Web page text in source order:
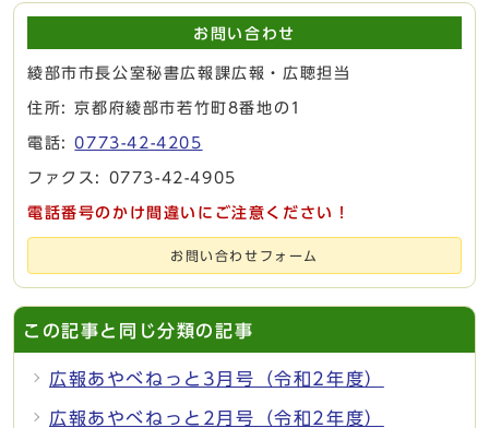
お問い合わせ
綾部市市長公室秘書広報課広報・広聴担当
住所: 京都府綾部市若竹町8番地の1
電話:0773-42-4205
ファクス: 0773-42-4905
電話番号のかけ間違いにご注意ください！
お問い合わせフォーム
この記事と同じ分類の記事
広報あやべねっと3月号（令和2年度）
広報あやべねっと2月号（令和2年度）